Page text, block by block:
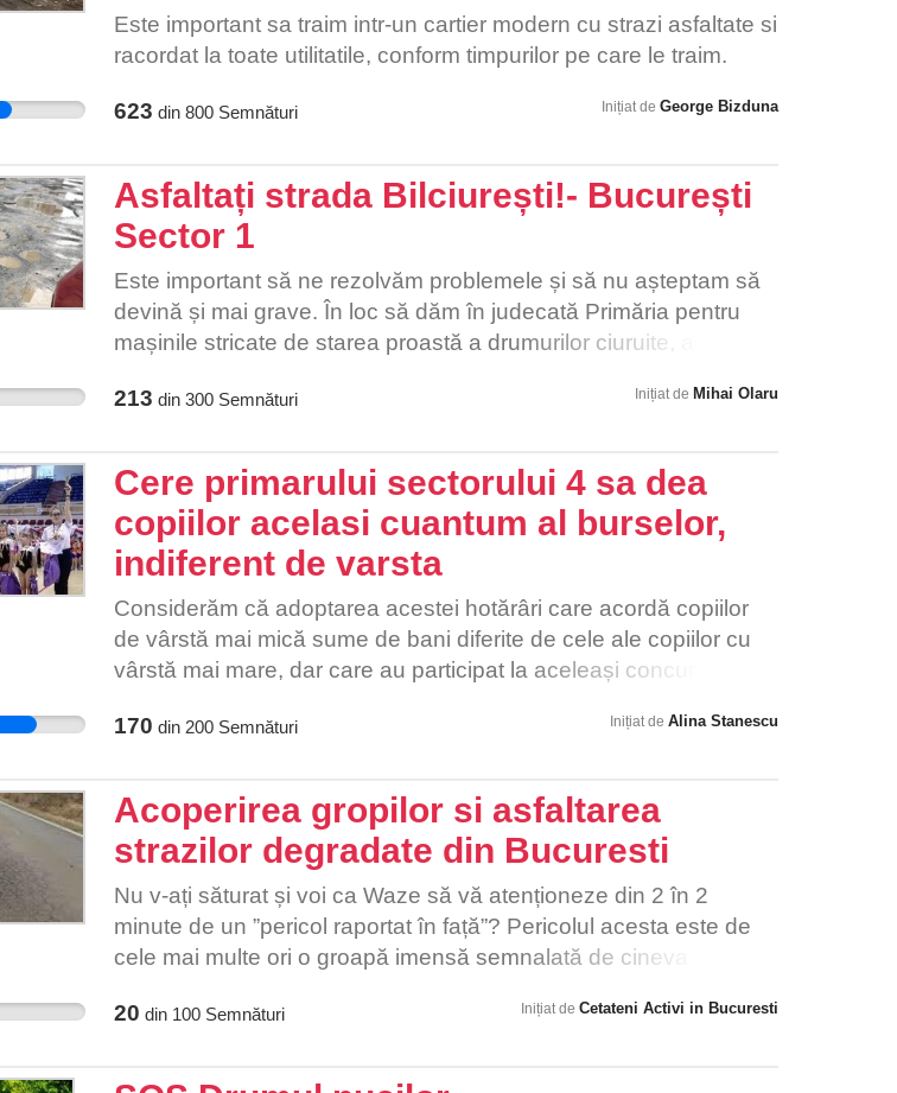
Este important sa traim intr-un cartier modern cu strazi asfaltate si
racordat la toate utilitatile, conform timpurilor pe care le traim.
623 din 800Semnături Inițiat de George Bizduna
Asfaltați strada Bilciurești!- București
Sector 1
Este important să ne rezolvăm problemele și să nu așteptam să
devină și mai grave. În loc să dăm în judecată Primăria pentru
mașinile stricate de starea proastă a drumurilor ciuruite, adică să
implicăm civic pentru a preveni problemele și a determina
213 din 300Semnături Inițiat de Mihai Olaru
Cere primarului sectorului 4 sa dea
copiilor acelasi cuantum al burselor,
indiferent de varsta
Considerăm că adoptarea acestei hotărâri care acordă copiilor
de vârstă mai mică sume de bani diferite de cele ale copiilor cu
vârstă mai mare, dar care au participat la aceleași concursuri și
reprezintă în mod cert o discriminare pe criterii de vârstă,
privind protecția copilului, ale Convenției cu privire la drepturile
copilului și ale OG nr.137/2001 privind prevenirea și combaterea
discriminării.
170 din 200Semnături Inițiat de Alina Stanescu
Acoperirea gropilor si asfaltarea
strazilor degradate din Bucuresti
Nu v-ați săturat și voi ca Waze să vă atenționeze din 2 în 2
minute de un ”pericol raportat în față”? Pericolul acesta este de
cele mai multe ori o groapă imensă semnalată de cineva
intens circulate) și cele secundare (dintre blocuri) strică mașini zi
marcajelor vizibile. Lipsa acestora de pe străzi pune în pericol și
20 din 100Semnături Inițiat de Cetateni Activi in Bucuresti